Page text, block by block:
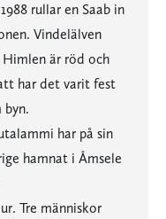
rullar en Saab in
Vindelälven
är röd och
har det varit fest
byn.
har på sin
hamnat i Åmsele
Tre människor